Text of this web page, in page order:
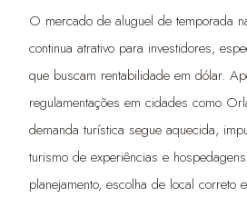
O mercado de aluguel de temporada
continua atrativo para investidores,
que buscam rentabilidade em dólar.
regulamentações em cidades como
demanda turística segue aquecida,
turismo de experiências e
planejamento, escolha de local correto